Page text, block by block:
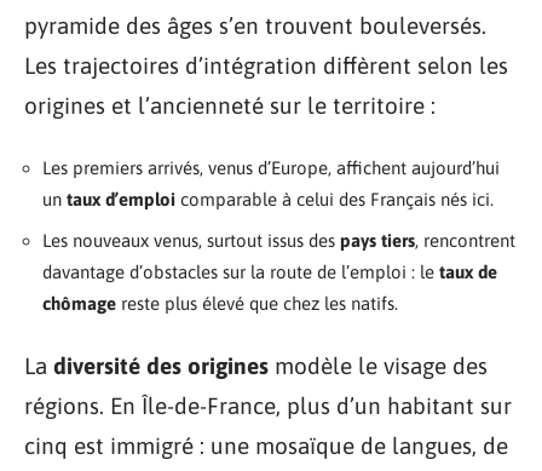
pyramide des âges s’en trouvent bouleversés.
Les trajectoires d’intégration diffèrent selon les
origines et l’ancienneté sur le territoire :
Les premiers arrivés, venus d’Europe, affichent aujourd’hui
un taux d’emploi comparable à celui des Français nés ici.
Les nouveaux venus, surtout issus des pays tiers, rencontrent
davantage d’obstacles sur la route de l’emploi : le taux de
chômage reste plus élevé que chez les natifs.
La diversité des origines modèle le visage des
régions. En Île-de-France, plus d’un habitant sur
cinq est immigré : une mosaïque de langues, de